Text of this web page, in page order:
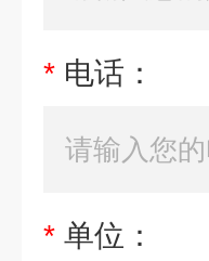
* 电话：
* 单位：